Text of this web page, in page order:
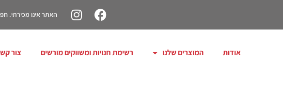
האתר אינו מכירתי.
אודות המוצרים שלנו רשימת חנויות ומשווקים מורשים צור